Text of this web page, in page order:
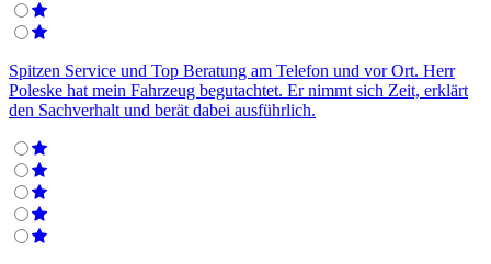
Spitzen Service und Top Beratung am Telefon und vor Ort. Herr
Poleske hat mein Fahrzeug begutachtet. Er nimmt sich Zeit, erklärt
den Sachverhalt und berät dabei ausführlich.